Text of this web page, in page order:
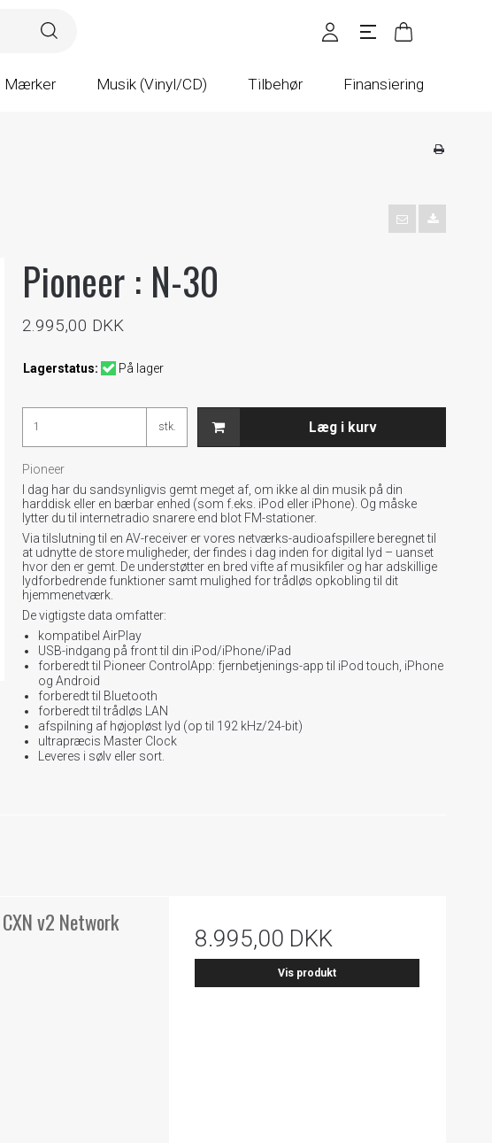
Mærker Musik (Vinyl/CD) Tilbehør Finansiering
Pioneer : N-30
2.995,00 DKK
Lagerstatus: På lager
stk. Læg i kurv
Pioneer
I dag har du sandsynligvis gemt meget af, om ikke al din musik på din
harddisk eller en bærbar enhed (som f.eks. iPod eller iPhone). Og måske
lytter du til internetradio snarere end blot FM-stationer.
Via tilslutning til en AV-receiver er vores netværks-audioafspillere beregnet til
at udnytte de store muligheder, der findes i dag inden for digital lyd – uanset
hvor den er gemt. De understøtter en bred vifte af musikfiler og har adskillige
lydforbedrende funktioner samt mulighed for trådløs opkobling til dit
hjemmenetværk.
De vigtigste data omfatter:
kompatibel AirPlay
USB-indgang på front til din iPod/iPhone/iPad
forberedt til Pioneer ControlApp: fjernbetjenings-app til iPod touch, iPhone
og Android
forberedt til Bluetooth
forberedt til trådløs LAN
afspilning af højopløst lyd (op til 192 kHz/24-bit)
ultrapræcis Master Clock
Leveres i sølv eller sort.
v2 Network
8.995,00 DKK
Vis produkt